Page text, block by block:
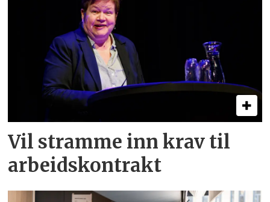
Vil stramme inn krav til
arbeids­kontrakt